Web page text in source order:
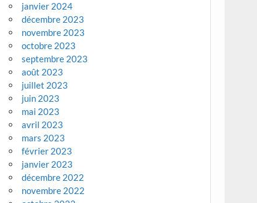
janvier 2024
décembre 2023
novembre 2023
octobre 2023
septembre 2023
août 2023
juillet 2023
juin 2023
mai 2023
avril 2023
mars 2023
février 2023
janvier 2023
décembre 2022
novembre 2022